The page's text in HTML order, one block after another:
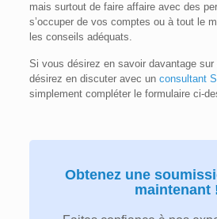
mais surtout de faire affaire avec des
s’occuper de vos comptes ou à tout le
les conseils adéquats.
Si vous désirez en savoir davantage
désirez en discuter avec un consultant
simplement compléter le formulaire ci-
Obtenez une
maintenant